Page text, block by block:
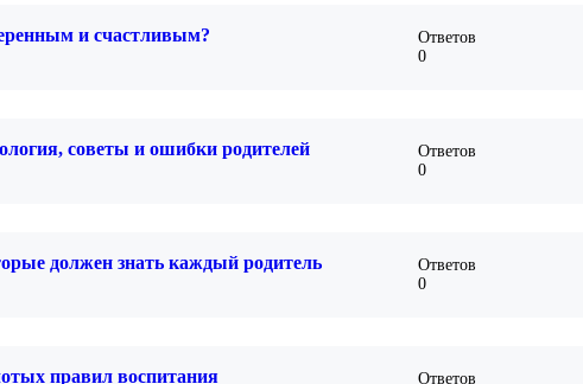
и счастливым?
Ответов
0
советы и ошибки родителей
Ответов
0
должен знать каждый родитель
Ответов
0
правил воспитания
Ответов